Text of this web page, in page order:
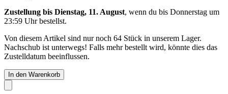
Zustellung bis Dienstag, 11. August, wenn du bis Donnerstag um
23:59 Uhrbestellst.
Von diesem Artikel sind nur noch 64 Stück in unserem Lager.
Nachschub ist unterwegs! Falls mehr bestellt wird, könnte dies das
Zustelldatum beeinflussen.
In den Warenkorb